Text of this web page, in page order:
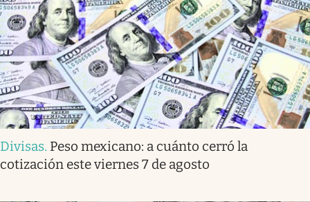
Divisas. Peso mexicano: a cuánto cerró la
cotización este viernes 7 de agosto